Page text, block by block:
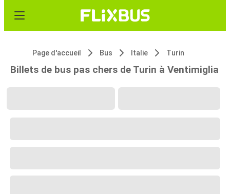
Page d'accueil Bus Italie Turin
Billets de bus pas chers de Turin à Ventimiglia